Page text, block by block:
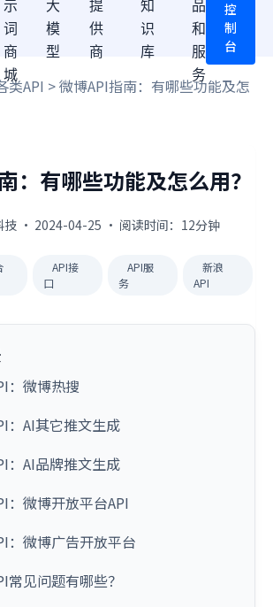
示
词
商
城
大
模
型
提
供
商
知
识
库
品
和
服
务
控
制
台
类API > 微博API指南：有哪些功能及怎
：有哪些功能及怎么用？
技 · 2024-04-25 · 阅读时间：12分钟
API接
口
API服
务
新浪
API
：微博热搜
：AI其它推文生成
：AI品牌推文生成
：微博开放平台API
：微博广告开放平台
常见问题有哪些？